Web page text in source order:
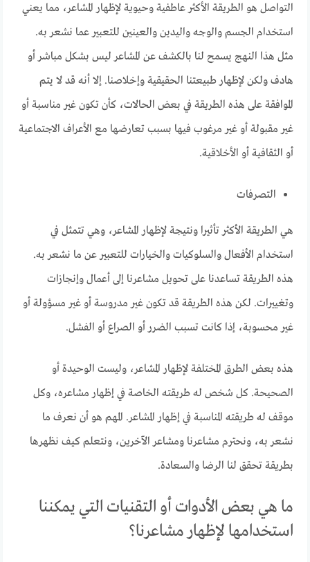
التواصل هو الطريقة الأكثر عاطفية وحيوية لإظهار المشاعر، مما يعني
استخدام الجسم والوجه واليدين والعينين للتعبير عما نشعر به.
مثل هذا النهج يسمح لنا بالكشف عن المشاعر ليس بشكل مباشر أو
هادف ولكن لإظهار طبيعتنا الحقيقية وإخلاصنا. إلا أنه قد لا يتم
الموافقة على هذه الطريقة في بعض الحالات، كأن تكون غير مناسبة أو
غير مقبولة أو غير مرغوب فيها بسبب تعارضها مع الأعراف الاجتماعية
أو الثقافية أو الأخلاقية.
التصرفات
هي الطريقة الأكثر تأثيرا ونتيجة لإظهار المشاعر، وهي تتمثل في
استخدام الأفعال والسلوكيات والخيارات للتعبير عن ما نشعر به.
هذه الطريقة تساعدنا على تحويل مشاعرنا إلى أعمال وإنجازات
وتغييرات. لكن هذه الطريقة قد تكون غير مدروسة أو غير مسؤولة أو
غير محسوبة، إذا كانت تسبب الضرر أو الصراع أو الفشل.
هذه بعض الطرق المختلفة لإظهار المشاعر، وليست الوحيدة أو
الصحيحة. كل شخص له طريقته الخاصة في إظهار مشاعره، وكل
موقف له طريقته المناسبة في إظهار المشاعر. المهم هو أن نعرف ما
نشعر به، ونحترم مشاعرنا ومشاعر الآخرين، ونتعلم كيف نظهرها
بطريقة تحقق لنا الرضا والسعادة.
ما هي بعض الأدوات أو التقنيات التي يمكننا
استخدامها لإظهار مشاعرنا؟